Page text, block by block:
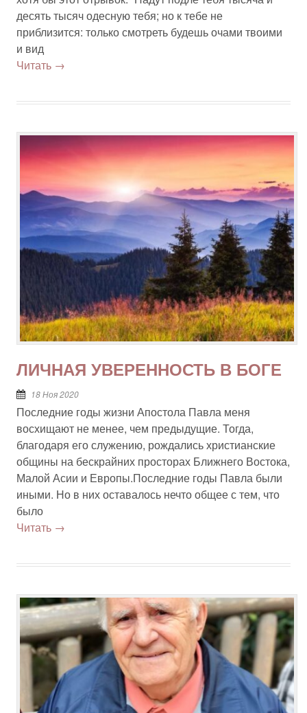
десять тысяч одесную тебя; но к тебе не
приблизится: только смотреть будешь очами твоими
и вид
Читать →
ЛИЧНАЯ УВЕРЕННОСТЬ В БОГЕ
18 Ноя 2020
Последние годы жизни Апостола Павла меня
восхищают не менее, чем предыдущие. Тогда,
благодаря его служению, рождались христианские
общины на бескрайних просторах Ближнего Востока,
Малой Асии и Европы.Последние годы Павла были
иными. Но в них оставалось нечто общее с тем, что
было
Читать →